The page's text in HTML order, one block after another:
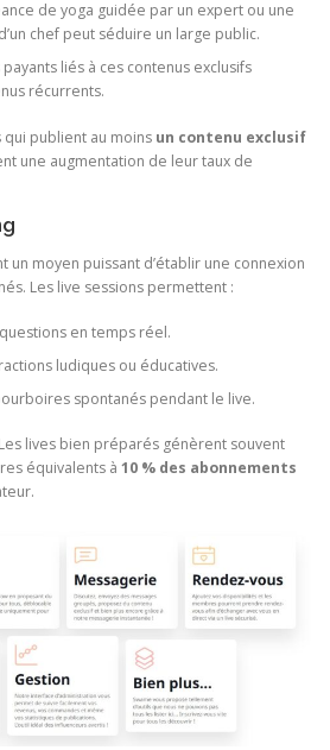
de yoga guidée par un expert ou une
chef peut séduire un large public.
liés à ces contenus exclusifs
récurrents.
qui publient au moins un contenu exclusif
une augmentation de leur taux de
un moyen puissant d’établir une connexion
Les live sessions permettent :
en temps réel.
ludiques ou éducatives.
spontanés pendant le live.
Les lives bien préparés génèrent souvent
équivalents à 10 % des abonnements